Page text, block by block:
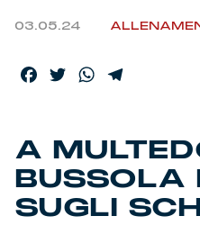
03.05.24
Facebook
TwitterWhatsApp
A
BUSSOLA
SUGLI